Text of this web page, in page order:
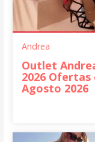
Andrea
Outlet
2026 Ofertas
Agosto 2026